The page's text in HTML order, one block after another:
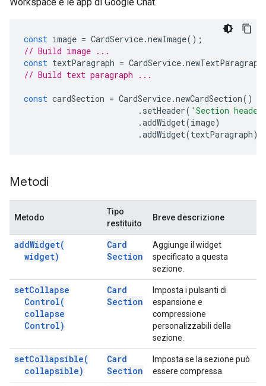
const image = CardService.newImage();
// Build image ...
const textParagraph = CardService.newTextParagraph
// Build text paragraph ...
const cardSection = CardService.newCardSection()
. setHeader( 'Section
.addWidget(image)
.addWidget(textParagraph);
Metodi
Metodo
Tipo
restituito
Breve descrizione
addWidget(
widget)
Card
Section
Aggiunge il widget
specificato a questa
sezione.
setCollapse
Control(
collapse
Control)
Card
Section
Imposta i pulsanti di
espansione e
compressione
personalizzabili della
sezione.
setCollapsible(
collapsible)
Card
Section
Imposta se la sezione può
essere compressa.